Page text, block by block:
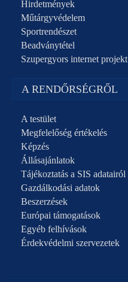
Hirdetmények
Műtárgyvédelem
Sportrendészet
Beadványtétel
Szupergyors internet projekt
A RENDŐRSÉGRŐL
A testület
Megfelelőség értékelés
Képzés
Állásajánlatok
Tájékoztatás a SIS adatairól
Gazdálkodási adatok
Beszerzések
Európai támogatások
Egyéb felhívások
Érdekvédelmi szervezetek